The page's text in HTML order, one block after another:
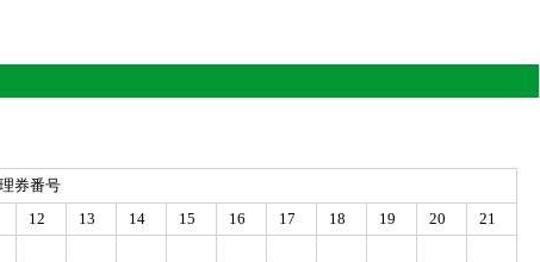
券番号
12 13 14 15 16 17 18 19 20
21